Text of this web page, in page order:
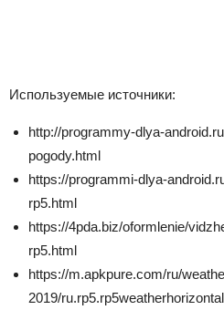
Используемые источники:
http://programmy-dlya-
pogody.html
https://programmi-dlya-
rp5.html
https://4pda.biz/oformlenie/
rp5.html
https://m.apkpure.com/ru/
2019/ru.rp5.rp5weatherhorizontal